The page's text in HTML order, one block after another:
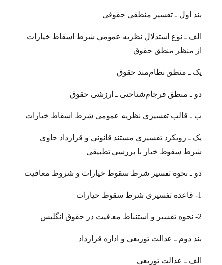
بند اول ـ تفسیر منطقی حقوقی
الف ـ نوع استدلال نظریه عمومی شرط اسقاط خیارات
از منظر منطق حقوق
یک ـ منطق نظام‌مند حقوق
دو ـ منطق فرجام‌شناختی ـ ارزشی حقوق
ب ـ قالب تفسیری نظریه عمومی شرط اسقاط خیارات
یک ـ رویکرد تفسیری مستند قانونی و قرارداد حاوی
شرط سقوط خیار با بررسی تطبیقی
دو ـ نحوه تفسیر شرط سقوط خیارات و شروط معافیت
1- قاعده تفسیری شرط سقوط خیارات
2- نحوه تفسیر و استنباط معافیت در حقوق انگلیس
بند دوم ـ عدالت توزیعی و اداره قرارداد
الف ـ عدالت توزیعی